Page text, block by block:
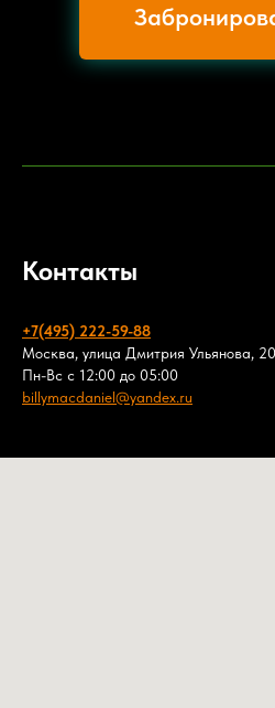
Контакты
+7(495) 222-59-88
Москва, улица Дмитрия Ульянова,
Пн-Вс с 12:00 до 05:00
billymacdaniel@yandex.ru